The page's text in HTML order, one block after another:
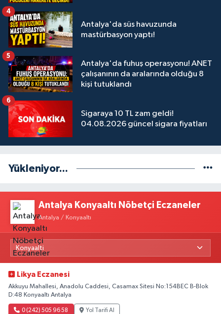
Antalya'da süs havuzunda
mastürbasyon yaptı!
4
Antalya'da fuhuş operasyonu! ANET
çalışanının da aralarında olduğu 8
kişi tutuklandı
5
Sigaraya 10 TL zam geldi!
04.08.2026 güncel sigara fiyatları
6
Yükleniyor...
Antalya Konyaaltı Nöbetçi Eczaneler
Antalya / Konyaaltı
Likya Eczanesi
Akkuyu Mahallesi, Anadolu Caddesi, Casamax Sitesi No:154BEC B-Blok
D:48 Konyaaltı Antalya
0 (242) 505 96 58 Yol Tarifi Al